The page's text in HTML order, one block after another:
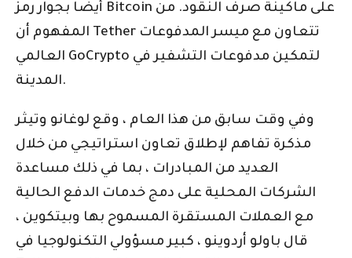
أيضًا بجوار رمز Bitcoin على ماكينة صرف النقود. من
المفهوم أن Tether تتعاون مع ميسر المدفوعات
العالمي GoCrypto لتمكين مدفوعات التشفير في
المدينة.
وفي وقت سابق من هذا العام ، وقع لوغانو وتيثر
مذكرة تفاهم لإطلاق تعاون استراتيجي من خلال
العديد من المبادرات ، بما في ذلك مساعدة
الشركات المحلية على دمج خدمات الدفع الحالية
مع العملات المستقرة المسموح بها وبيتكوين ،
قال باولو أردوينو ، كبير مسؤولي التكنولوجيا في